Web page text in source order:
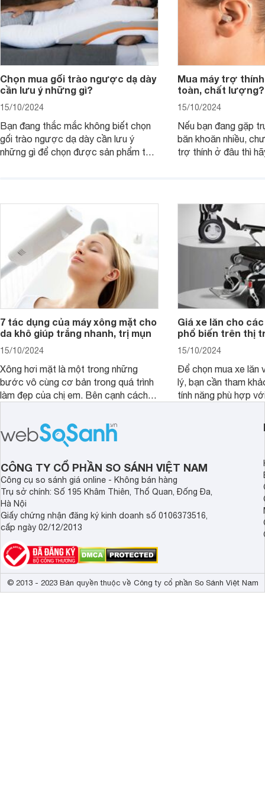
Chọn mua gối trào ngược dạ dày
cần lưu ý những gì?
15/10/2024
Bạn đang thắc mắc không biết chọn
gối trào ngược dạ dày cần lưu ý
những gì để chọn được sản phẩm tốt
Mua máy trợ
toàn, chất lượng?
15/10/2024
Nếu bạn đang gặp
băn khoăn nhiều,
trợ thính ở đâu thì
7 tác dụng của máy xông mặt cho
da khô giúp trắng nhanh, trị mụn
15/10/2024
Xông hơi mặt là một trong những
bước vô cùng cơ bản trong quá trình
làm đẹp của chị em. Bên cạnh cách
người đã lựa chọn máy xông mặt để
quá trình này diễn ra đơn giản hơn.
Vậy, tác dụng của máy xông mặt đối
với sức khỏe, làn da là gì, có nên dùng
thường xuyên không?
Giá xe lăn cho
phổ biến trên thị
15/10/2024
Để chọn mua xe lăn
lý, bạn cần tham
tính năng phù hợp
CÔNG TY CỔ PHẦN SO SÁNH VIỆT NAM
Công cụ so sánh giá online - Không bán hàng
Trụ sở chính: Số 195 Khâm Thiên, Thổ Quan, Đống Đa,
Hà Nội
Giấy chứng nhận đăng ký kinh doanh số 0106373516,
cấp ngày 02/12/2013
© 2013 - 2023 Bản quyền thuộc về Công ty cổ phần So Sánh Việt Nam